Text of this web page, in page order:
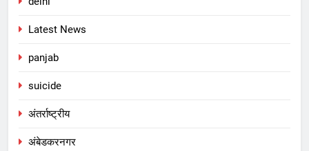
Latest News
panjab
suicide
अंतर्राष्ट्रीय
अंबेडकरनगर